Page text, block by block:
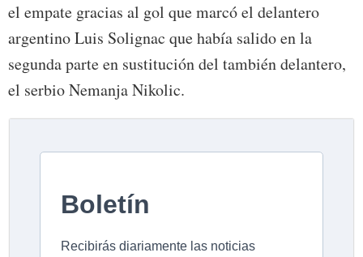
el empate gracias al gol que marcó el delantero
argentino Luis Solignac que había salido en la
segunda parte en sustitución del también delantero,
el serbio Nemanja Nikolic.